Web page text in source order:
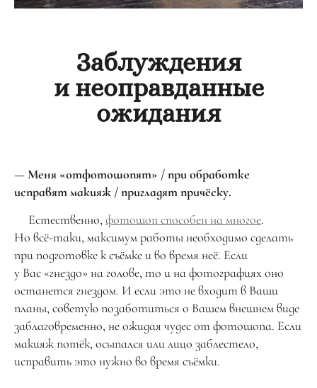
Заблуждения
и неоправданные
ожидания
— Меня «отфотошопят» / при обработке
исправят макияж / пригладят причёску.
Естественно, фотошоп способен на многое.
Но всё-таки, максимум работы необходимо сделать
при подготовке к съёмке и во время неё. Если
у Вас «гнездо» на голове, то и на фотографиях оно
останется гнездом. И если это не входит в Ваши
планы, советую позаботиться о Вашем внешнем виде
заблаговременно, не ожидая чудес от фотошопа. Если
макияж потёк, осыпался или лицо заблестело,
исправить это нужно во время съёмки.